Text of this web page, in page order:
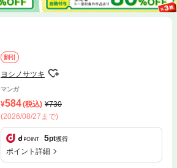
割引
ヨシノサツキ
マンガ
584(税込)
730
(2026/08/27まで)
5pt獲得
ポイント詳細